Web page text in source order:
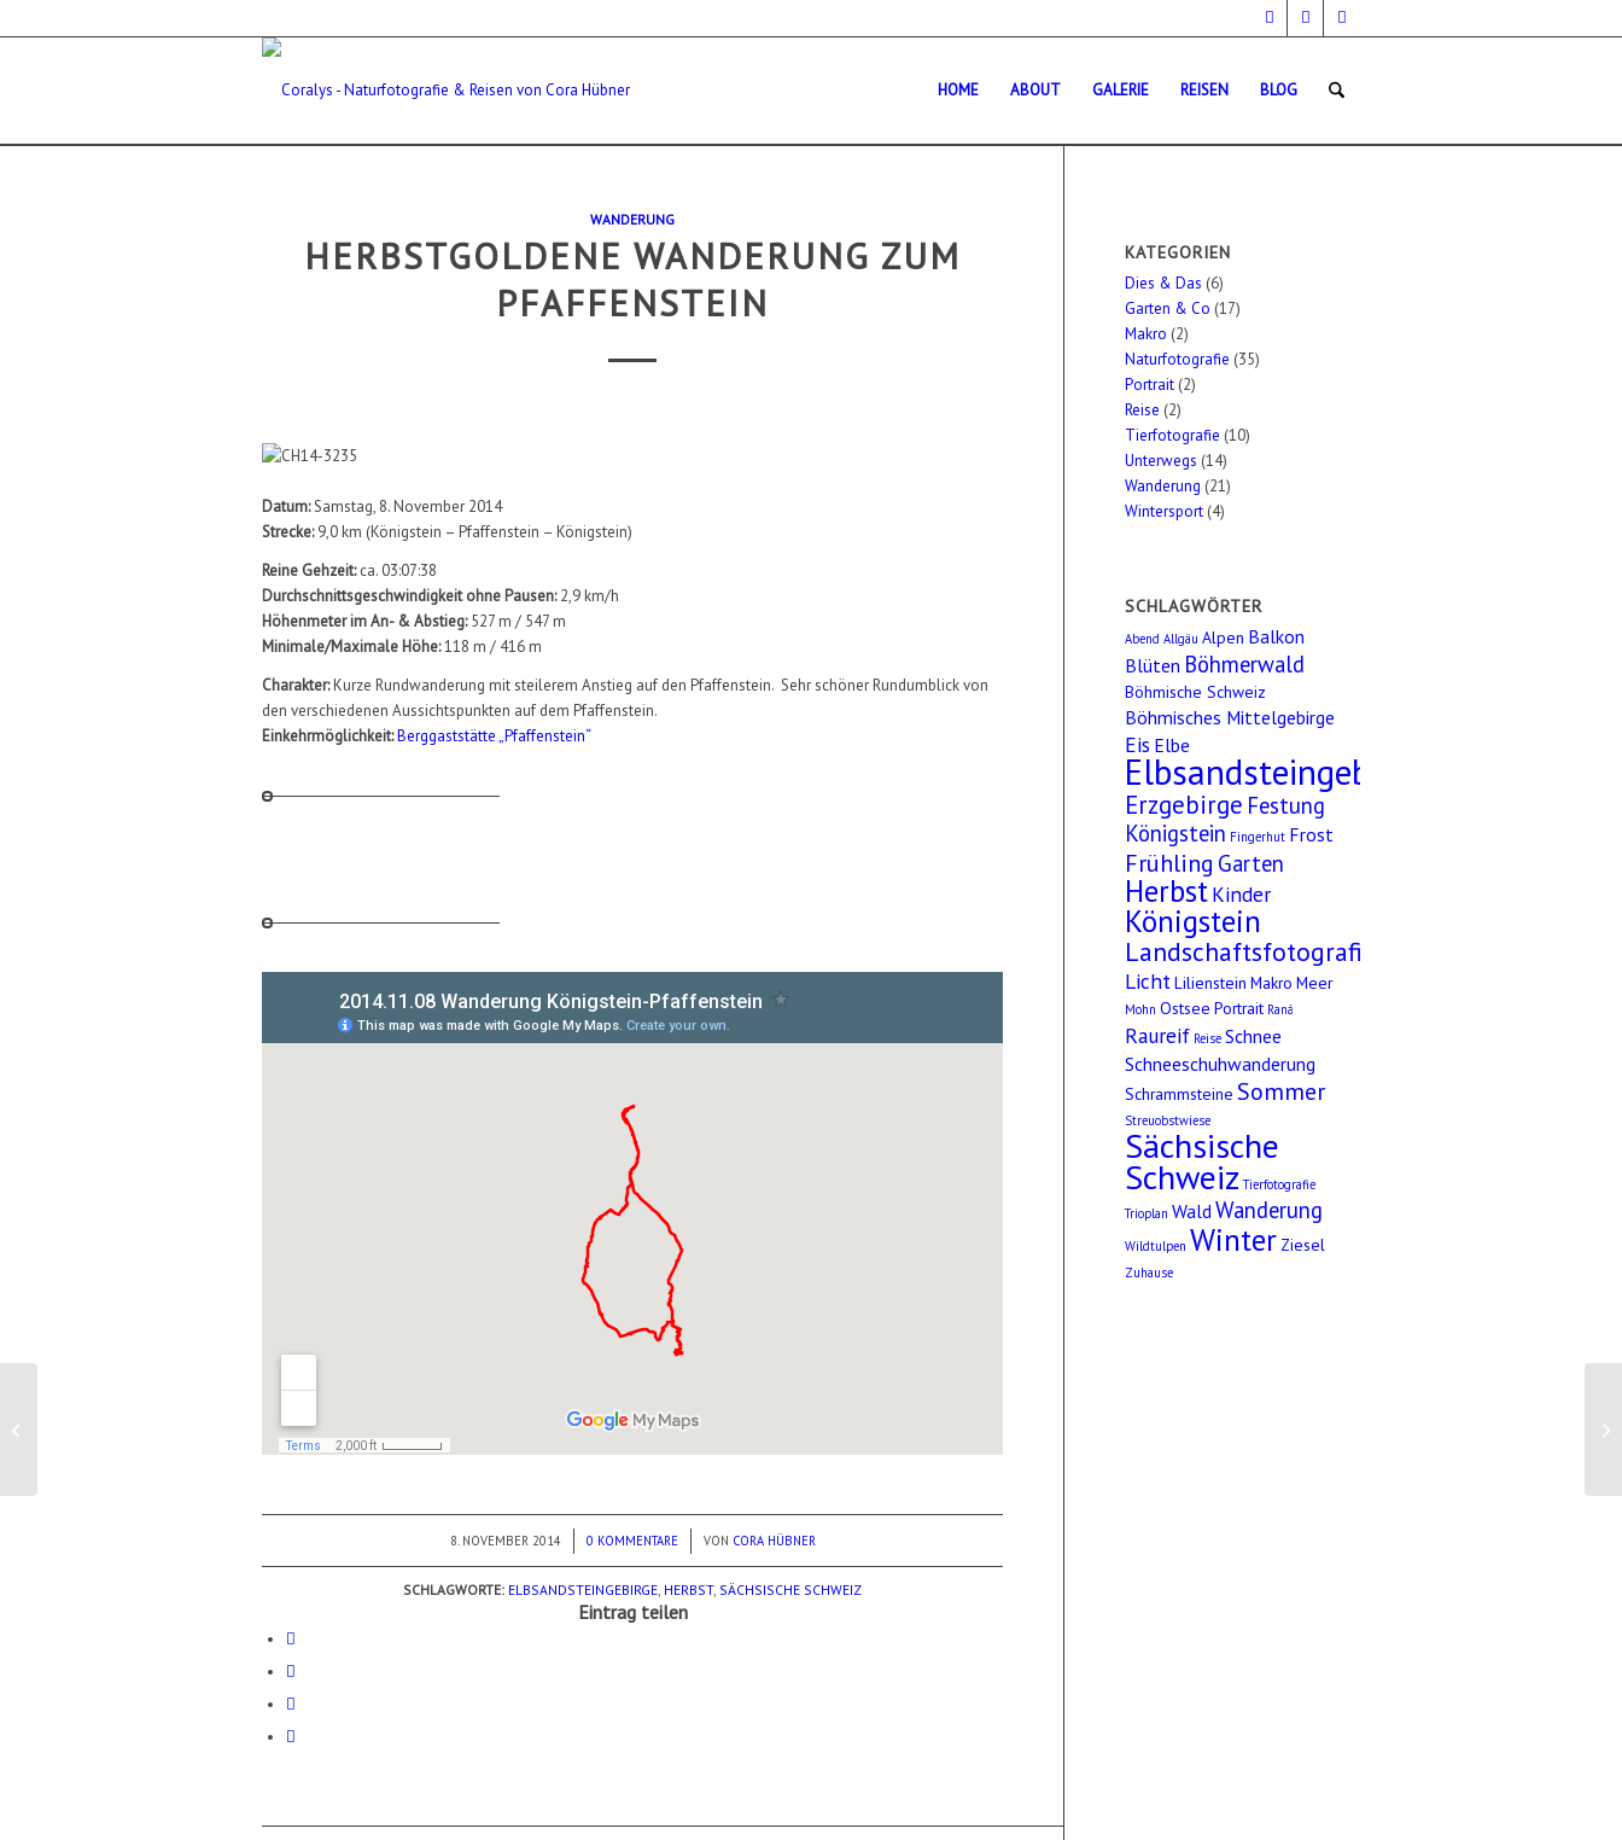
HOME ABOUT GALERIE REISEN BLOG
WANDERUNG
HERBSTGOLDENE WANDERUNG ZUM
PFAFFENSTEIN
Datum:Samstag, 8. November 2014
Strecke:9,0 km (Königstein – Pfaffenstein – Königstein)
Reine Gehzeit:ca. 03:07:38
Durchschnittsgeschwindigkeit ohne Pausen:2,9 km/h
Höhenmeter im An- & Abstieg:527 m / 547 m
Minimale/Maximale Höhe:118 m / 416 m
Charakter:Kurze Rundwanderung mit steilerem Anstieg auf den Pfaffenstein. Sehr schöner Rundumblick von
den verschiedenen Aussichtspunkten auf dem Pfaffenstein.
Einkehrmöglichkeit:Berggaststätte „Pfaffenstein“
8. NOVEMBER 2014
/ 0 KOMMENTARE
/ VON CORA HÜBNER
SCHLAGWORTE: ELBSANDSTEINGEBIRGE, HERBST, SÄCHSISCHE SCHWEIZ
Eintrag teilen
KATEGORIEN
Dies & Das (6)
Garten & Co (17)
Makro (2)
Naturfotografie (35)
Portrait (2)
Reise (2)
Tierfotografie (10)
Unterwegs (14)
Wanderung (21)
Wintersport (4)
SCHLAGWÖRTER
Abend Allgäu Alpen Balkon
Blüten Böhmerwald
Böhmische Schweiz
Böhmisches Mittelgebirge
Eis Elbe
Elbsandsteingebirge
Erzgebirge Festung
Königstein Fingerhut Frost
Frühling Garten
HerbstKinder
Königstein
Landschaftsfotografie
LichtLilienstein Makro Meer
Mohn Ostsee Portrait Raná
Raureif Reise Schnee
Schneeschuhwanderung
Schrammsteine Sommer
Streuobstwiese
Sächsische
Schweiz Tierfotografie
Trioplan WaldWanderung
Wildtulpen Winter Ziesel
Zuhause